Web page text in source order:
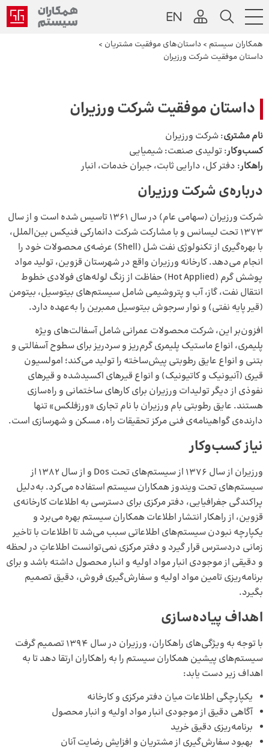
همکاران سیستم > داستان‌های موفقیت مشتریان >
داستان موفقیت شرکت ورزیران
داستان موفقیت شرکت ورزیران
نام مشتری: شرکت ورزیران
کسب‌و‌کار: تولیدی صنعت: شیمیایی
راهکار: دفتر کل، دارایی ثابت، جبران خدمات، انبار
درباره‌ی شرکت ورزیران
شرکت ورزیران (سهامی عام) در سال ۱۳۶۱ تاسیس شده است و از سال
۱۳۷۳ تحت لیسانس و با مشارکت شرکت دانمارکی فنیکس بین‌الملل،
با بهره‌گیری از تکنولوژی نفت شل (Shell) عرضه‌ی محصولات خود را
انجام می‌دهد. کارخانه ورزیران واقع در شهرستان قزوین، تولید مواد
پوشش گرم (Hot Applied) حفاظت از زنگ لوله‌های فولادی خطوط
انتقال نفت، گاز، آب و پتروشیمی شامل سیستم‌های بیتوسیل، بیتومن
(قیر پایه نفتی) و نوار سرجوش بیتوسیل ممبرین را به‌عهده دارد.
افزون‌بر این، شرکت محصولات عمرانی شامل آسفالت‌های ویژه
پلیمری، انواع ماستیک پلیمری گرم‌ریز و سرد‌ریز برای سطوح آسفالتی و
بتنی و انواع عایق رطوبتی پیش‌ساخته را تولید می‌کند؛ امولسیون
قیری (آنیونیک و کاتیونیک) و انواع قیرهای اکسیدشده و قیرهای
نفوذی از دیگر تولیدات ورزیران برای کارهای ساختمانی و راه‌سازی
هستند. عایق رطوبتی بام ورزیران با نام تجاری «ورزفلکس» تنها
دارنده‌ی گواهینامه‌ی فنی مرکز تحقیقات راه، مسکن و شهرسازی است.
نیاز کسب‌وکار
ورزیران از سال ۱۳۷۶ از سیستم‌های تحت Dos و از سال ۱۳۸۲ از
سیستم‌های تحت ویندوز همکاران سیستم استفاده می‌کرد. به‌دلیل
پراکندگی جغرافیایی، دفتر مرکزی برای دسترسی به اطلاعات کارخانه‌ی
قزوین، از راهکار انتشار اطلاعات همکاران سیستم بهره می‌برد و
یکپارچه نبودن سیستم‌های اطلاعاتی سبب می‌شد تا اطلاعات با تاخیر
زمانی دردسترس قرار گیرد و دفتر مرکزی نمی‌توانست اطلاعاتِ در لحظه
و دقیقی از موجودی انبار مواد اولیه و انبار محصول داشته باشد و برای
برنامه‌ریزی تامین مواد اولیه و سفارش‌گیری فروش، دقیق تصمیم
بگیرد.
اهداف پیاده‌سازی
با توجه به ویژگی‌های راهکاران، ورزیران در سال ۱۳۹۴ تصمیم گرفت
سیستم‌های پیشین همکاران سیستم را به راهکاران ارتقا دهد تا به
اهداف زیر دست یابد:
یکپارچگی اطلاعات میان دفتر مرکزی و کارخانه
آگاهی دقیق از موجودی انبار مواد اولیه و انبار محصول
برنامه‌ریزی دقیق خرید
بهبود سفارش‌گیری از مشتریان و افزایش رضایت آنان